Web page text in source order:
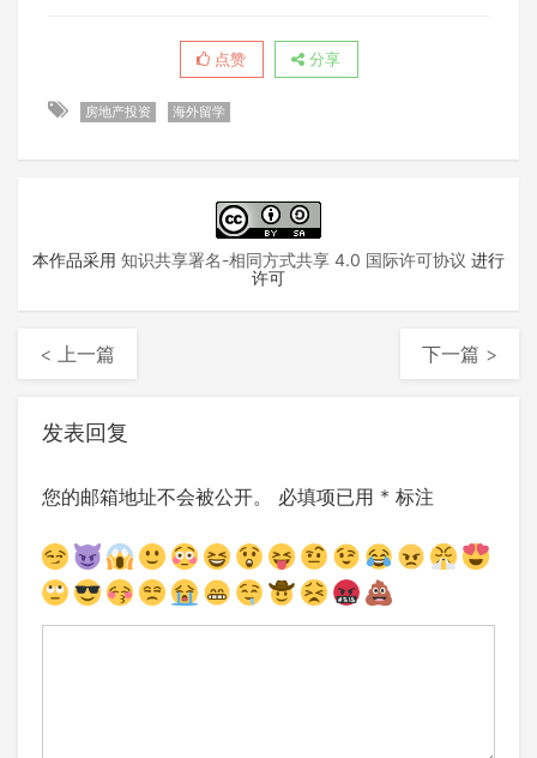
点赞 分享
房地产投资 海外留学
本作品采用 知识共享署名-相同方式共享 4.0 国际许可协议 进行
许可
< 上一篇 下一篇 >
发表回复
您的邮箱地址不会被公开。 必填项已用 * 标注